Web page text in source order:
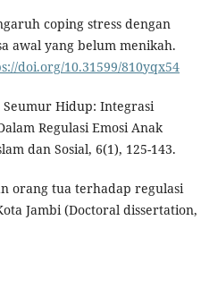
coping stress dengan
awal yang belum menikah.
doi.org/10.31599/810yqx54
Hidup: Integrasi
Regulasi Emosi Anak
dan Sosial, 6(1), 125-143.
orang tua terhadap regulasi
Jambi (Doctoral dissertation,